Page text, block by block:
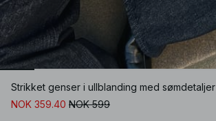
Strikket genser i ullblanding med sømdetaljer
NOK 359.40 NOK 599